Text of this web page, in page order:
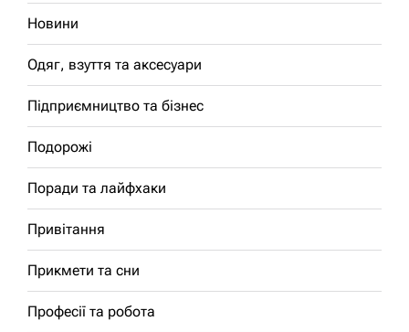
Новини
Одяг, взуття та аксесуари
Підприємництво та бізнес
Подорожі
Поради та лайфхаки
Привітання
Прикмети та сни
Професії та робота